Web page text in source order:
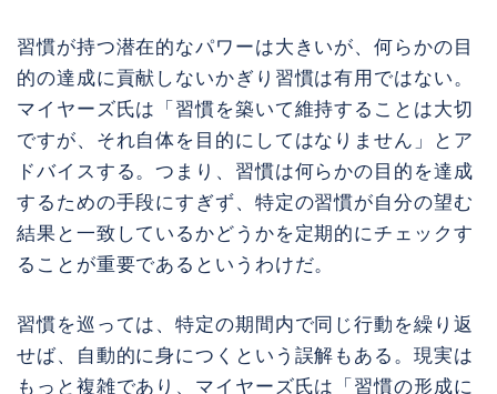
習慣が持つ潜在的なパワーは大きいが、何らかの目
的の達成に貢献しないかぎり習慣は有用ではない。
マイヤーズ氏は「習慣を築いて維持することは大切
ですが、それ自体を目的にしてはなりません」とア
ドバイスする。つまり、習慣は何らかの目的を達成
するための手段にすぎず、特定の習慣が自分の望む
結果と一致しているかどうかを定期的にチェックす
ることが重要であるというわけだ。
習慣を巡っては、特定の期間内で同じ行動を繰り返
せば、自動的に身につくという誤解もある。現実は
もっと複雑であり、マイヤーズ氏は「習慣の形成に